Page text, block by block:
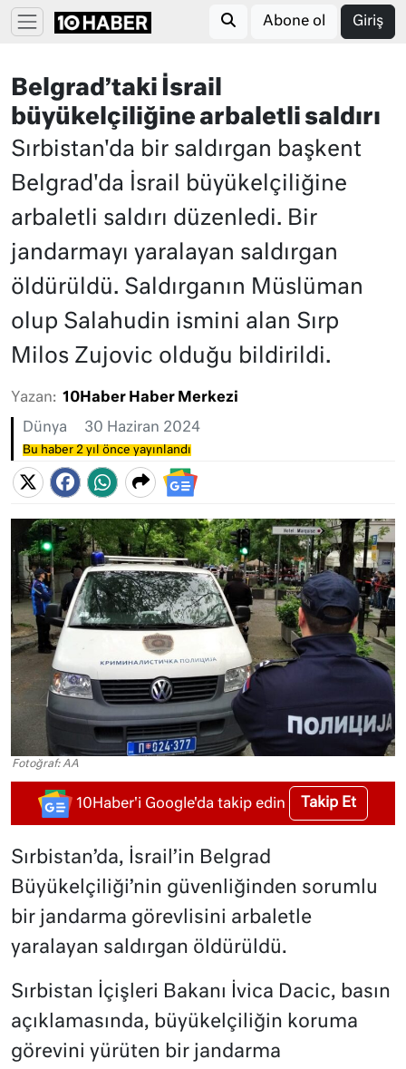
Abone ol Giriş
Belgrad’taki İsrail
büyükelçiliğine arbaletli saldırı
Sırbistan'da bir saldırgan başkent
Belgrad'da İsrail büyükelçiliğine
arbaletli saldırı düzenledi. Bir
jandarmayı yaralayan saldırgan
öldürüldü. Saldırganın Müslüman
olup Salahudin ismini alan Sırp
Milos Zujovic olduğu bildirildi.
Yazan: 10Haber Haber Merkezi
Dünya 30 Haziran 2024
Bu haber 2 yıl önce yayınlandı
Fotoğraf: AA
10Haber'i Google'da takip edin Takip Et
Sırbistan’da, İsrail’in Belgrad
Büyükelçiliği’nin güvenliğinden sorumlu
bir jandarma görevlisini arbaletle
yaralayan saldırgan öldürüldü.
Sırbistan İçişleri Bakanı İvica Dacic, basın
açıklamasında, büyükelçiliğin koruma
görevini yürüten bir jandarma